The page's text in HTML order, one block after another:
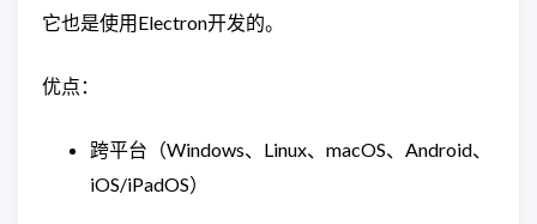
它也是使用Electron开发的。
优点：
跨平台（Windows、Linux、macOS、Android、
iOS/iPadOS）